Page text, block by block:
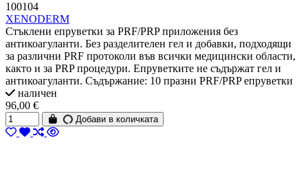
100104
XENODERM
Стъклени епруветки за PRF/PRP приложения без
антикоагуланти. Без разделителен гел и добавки, подходящи
за различни PRF протоколи във всички медицински области,
както и за PRP процедури. Епруветките не съдържат гел и
антикоагуланти. Съдържание: 10 празни PRF/PRP епруветки
наличен
96,00 €
Добави в количката